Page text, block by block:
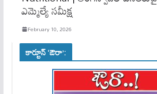
ఎమ్మెల్యే సమీక్ష
February 10, 2026
కార్టూన్ ‘ఔరా’: